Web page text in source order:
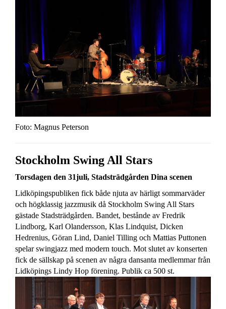
Foto: Magnus Peterson
Stockholm Swing All Stars
Torsdagen den 31juli, Stadsträdgården Dina scenen
Lidköpingspubliken fick både njuta av härligt sommarväder
och högklassig jazzmusik då Stockholm Swing All Stars
gästade Stadsträdgården. Bandet, bestånde av Fredrik
Lindborg, Karl Olandersson, Klas Lindquist, Dicken
Hedrenius, Göran Lind, Daniel Tilling och Mattias Puttonen
spelar swingjazz med modern touch. Mot slutet av konserten
fick de sällskap på scenen av några dansanta medlemmar från
Lidköpings Lindy Hop förening. Publik ca 500 st.